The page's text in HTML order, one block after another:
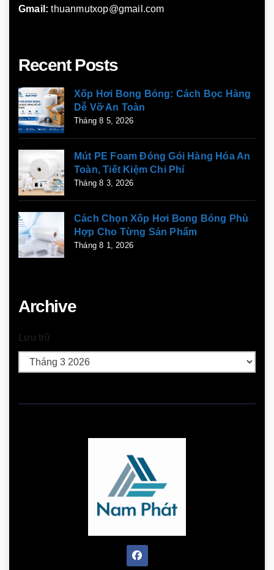
Gmail:thuanmutxop@gmail.com
Recent Posts
Xốp Hơi Bong Bóng: Cách Bọc Hàng
Dễ Vỡ An Toàn
Tháng 8 5, 2026
Mút PE Foam Đóng Gói Hàng Hóa An
Toàn, Tiết Kiệm Chi Phí
Tháng 8 3, 2026
Cách Chọn Xốp Hơi Bong Bóng Phù
Hợp Cho Từng Sản Phẩm
Tháng 8 1, 2026
Archive
Lưu trữ